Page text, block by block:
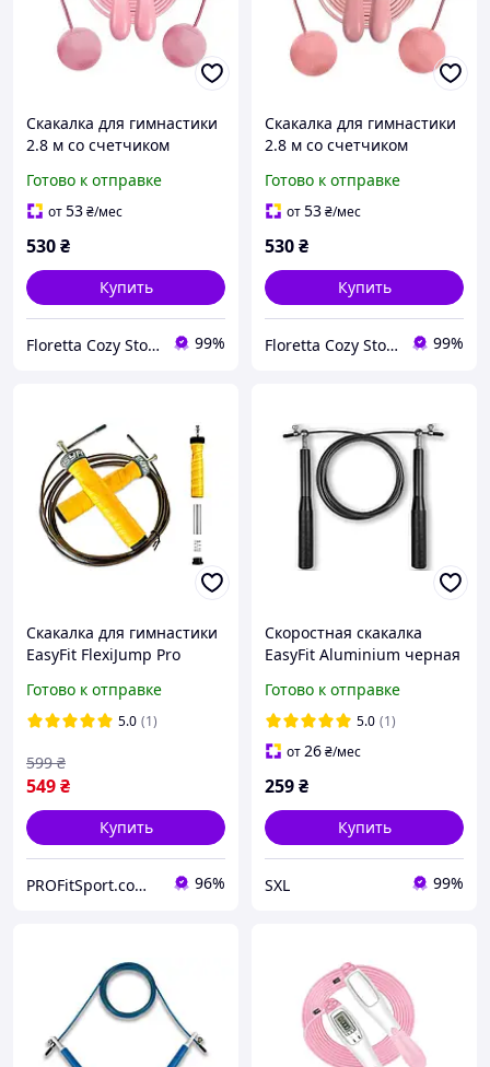
Скакалка для гимнастики
2.8 м со счетчиком
черно-розовая с
шариками
Готово к отправке
от53₴/мес
530₴
Купить
Floretta Cozy Store 99%
Скакалка для гимнастики
2.8 м со счетчиком
розовая с шариками
Готово к отправке
от53₴/мес
530₴
Купить
Floretta Cozy Store 99%
Скакалка для гимнастики
EasyFit FlexiJump Pro
бокса с утяжелителем
Готово к отправке
5.0 (1)
549₴
599 ₴
Купить
PROFitSport.com.ua - Интернет-магазин спортинвентаря 96%
Скоростная скакалка
EasyFit Aluminium черная
подшипниках и
алюминиевыми ручками
3 м
Готово к отправке
5.0 (1)
от26₴/мес
259₴
Купить
SXL 99%